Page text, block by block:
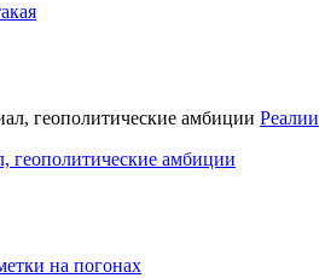
Реалии
геополитические амбиции
на погонах